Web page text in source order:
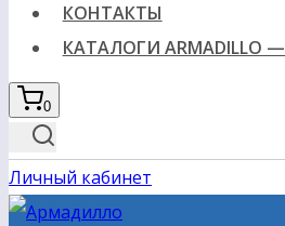
КОНТАКТЫ
КАТАЛОГИ
0
Личный кабинет